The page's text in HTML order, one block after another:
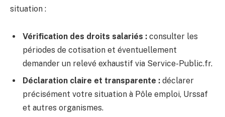
situation :
Vérification des droits salariés : consulter les
périodes de cotisation et éventuellement
demander un relevé exhaustif via Service-Public.fr.
Déclaration claire et transparente : déclarer
précisément votre situation à Pôle emploi, Urssaf
et autres organismes.